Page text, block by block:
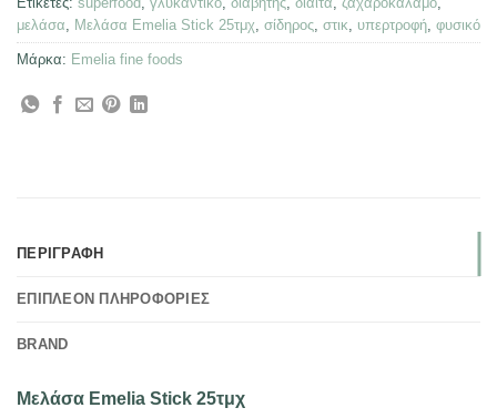
μελάσα
Μελάσα Emelia Stick 25τμχ σίδηρος στικ υπερτροφή φυσικό
Μάρκα: Emelia fine foods
ΠΕΡΙΓΡΑΦΉ
ΕΠΙΠΛΈΟΝ ΠΛΗΡΟΦΟΡΊΕΣ
BRAND
Μελάσα Emelia Stick 25τμχ